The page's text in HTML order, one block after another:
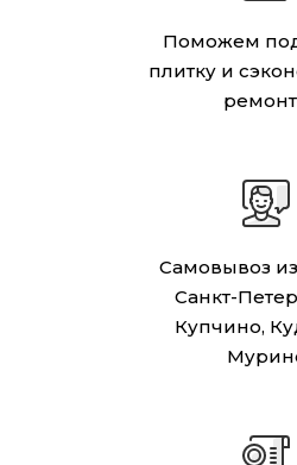
Поможем
плитку и
Самовывоз
Санкт-
Купчино,